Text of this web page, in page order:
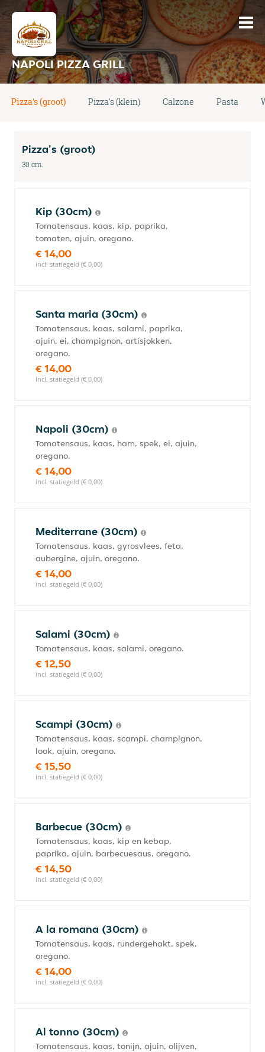
NAPOLI PIZZA GRILL
Pizza's (groot) Pizza's (klein) Calzone Pasta
Pizza's (groot)
30 cm.
Kip (30cm)
Tomatensaus, kaas, kip, paprika,
tomaten, ajuin, oregano.
€ 14,00
incl. statiegeld (€ 0,00)
Santa maria (30cm)
Tomatensaus, kaas, salami, paprika,
ajuin, ei, champignon, artisjokken,
oregano.
€ 14,00
incl. statiegeld (€ 0,00)
Napoli (30cm)
Tomatensaus, kaas, ham, spek, ei, ajuin,
oregano.
€ 14,00
incl. statiegeld (€ 0,00)
Mediterrane (30cm)
Tomatensaus, kaas, gyrosvlees, feta,
aubergine, ajuin, oregano.
€ 14,00
incl. statiegeld (€ 0,00)
Salami (30cm)
Tomatensaus, kaas, salami, oregano.
€ 12,50
incl. statiegeld (€ 0,00)
Scampi (30cm)
Tomatensaus, kaas, scampi, champignon,
look, ajuin, oregano.
€ 15,50
incl. statiegeld (€ 0,00)
Barbecue (30cm)
Tomatensaus, kaas, kip en kebap,
paprika, ajuin, barbecuesaus, oregano.
€ 14,50
incl. statiegeld (€ 0,00)
A la romana (30cm)
Tomatensaus, kaas, rundergehakt, spek,
oregano.
€ 14,00
incl. statiegeld (€ 0,00)
Al tonno (30cm)
Tomatensaus, kaas, tonijn, ajuin, olijven,